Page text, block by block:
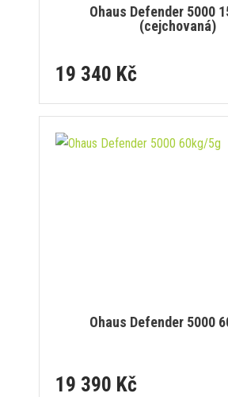
Ohaus Defender 5000
(cejchovaná)
19 340 Kč
Ohaus Defender 5000
19 390 Kč